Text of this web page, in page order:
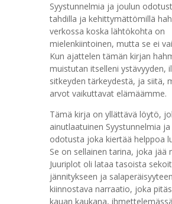
Syystunnelmia ja joulun
tahdilla ja kehittymättömillä
verkossa koska lähtökohta on
mielenkiintoinen, mutta se ei
Kun ajattelen tämän kirjan
muistutan itselleni ystävyyden,
sitkeyden tärkeydestä, ja siitä,
arvot vaikuttavat elämäämme.
Tämä kirja on yllättävä löytö,
ainutlaatuinen Syystunnelmia
odotusta joka kiertää helppoa
Se on sellainen tarina, joka jää
Juuriplot oli lataa tasoista
jännitykseen ja
kiinnostava narraatio, joka
kauan kaukana,